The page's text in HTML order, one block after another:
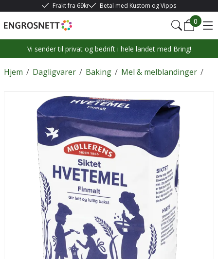
Frakt fra 69kr Betal med Kustom og Vipps
0
Vi sender til privat og bedrift i hele landet med Bring!
/
Hjem /
Dagligvarer /
Baking /
Mel & melblandinger